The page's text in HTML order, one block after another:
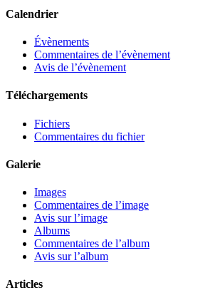
Calendrier
Évènements
Commentaires de l’évènement
Avis de l’évènement
Téléchargements
Fichiers
Commentaires du fichier
Galerie
Images
Commentaires de l’image
Avis sur l’image
Albums
Commentaires de l’album
Avis sur l’album
Articles